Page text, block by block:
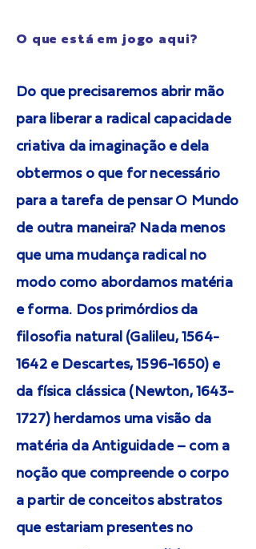
O que está em jogo aqui?
Do que precisaremos abrir mão
para liberar a radical capacidade
criativa da imaginação e dela
obtermos o que for necessário
para a tarefa de pensar O Mundo
de outra maneira? Nada menos
que uma mudança radical no
modo como abordamos matéria
e forma. Dos primórdios da
filosofia natural (Galileu, 1564-
1642e Descartes, 1596-1650) e
da física clássica (Newton, 1643-
1727)herdamos uma visão da
matéria da Antiguidade – com a
noção que compreende o corpo
a partir de conceitos abstratos
que estariam presentes no